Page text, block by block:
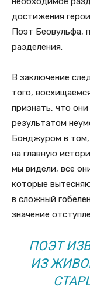
достижения
Поэт Беовульфа,
разделения.
В заключение
того,
признать, что
результатом
Бонджуром в том,
на главную
мы видели, все
которые
в сложный
значение
ПОЭТ
ИЗ